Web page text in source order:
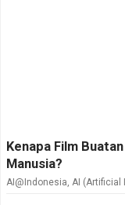
Kenapa Film
Manusia?
AI@Indonesia, AI (Artificial